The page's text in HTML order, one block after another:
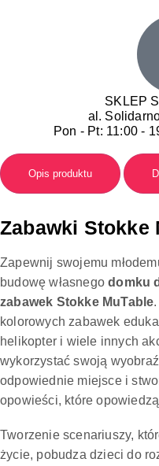
SKLEP
al.
Pon - Pt: 11:00 -
Opis produktu
Zabawki Stokke
Zapewnij swojemu
budowę własnegodomku
zabawek Stokke MuTable
kolorowych zabawek
helikopter i wiele innych
wykorzystać swoją
odpowiednie miejsce i
opowieści, które
Tworzenie scenariuszy,
życie, pobudza dzieci do